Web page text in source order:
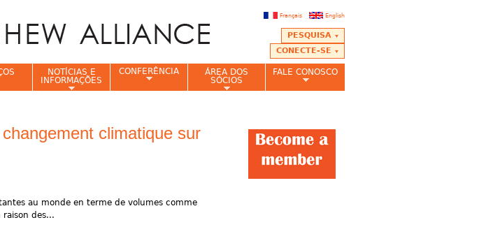
English
Français
PESQUISA
CONECTE-SE
climatique sur
au monde en terme de volumes comme
raison des...
NOTÍCIAS E
INFORMAÇÕES
CONFERÊNCIA
ÁREA DOS
SÓCIOS
FALE CONOSCO